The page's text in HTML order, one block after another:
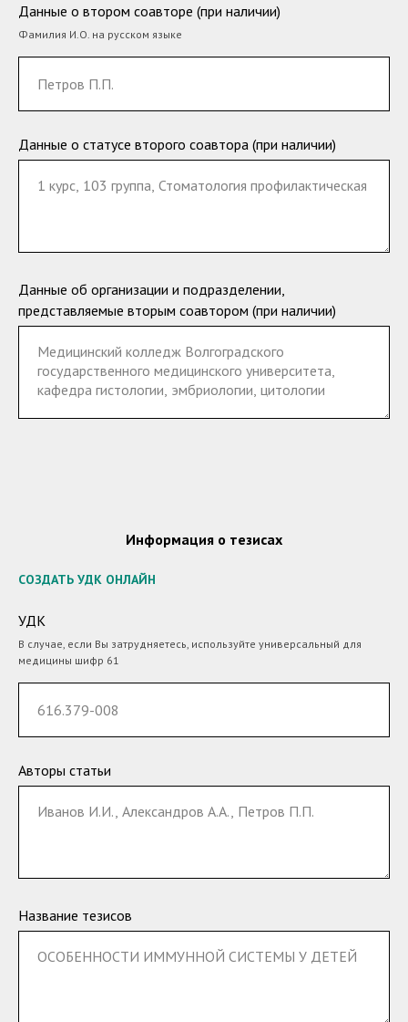
Данные о втором соавторе (при наличии)
Фамилия И.О. на русском языке
Данные о статусе второго соавтора (при наличии)
Данные об организации и подразделении,
представляемые вторым соавтором (при наличии)
Информация о тезисах
СОЗДАТЬ УДК ОНЛАЙН
УДК
В случае, если Вы затрудняетесь, используйте универсальный для
медицины шифр 61
Авторы статьи
Название тезисов